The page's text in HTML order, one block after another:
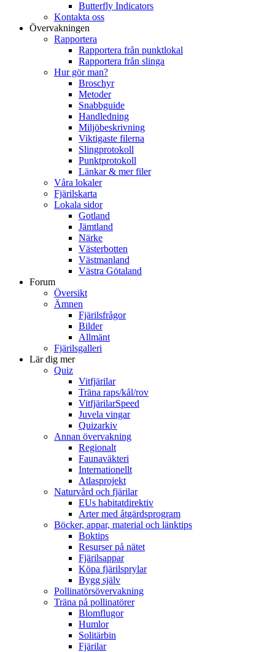
Butterfly Indicators
Kontakta oss
Övervakningen
Rapportera
Rapportera från punktlokal
Rapportera från slinga
Hur gör man?
Broschyr
Metoder
Snabbguide
Handledning
Miljöbeskrivning
Viktigaste filerna
Slingprotokoll
Punktprotokoll
Länkar & mer filer
Våra lokaler
Fjärilskarta
Lokala sidor
Gotland
Jämtland
Närke
Västerbotten
Västmanland
Västra Götaland
Forum
Översikt
Ämnen
Fjärilsfrågor
Bilder
Allmänt
Fjärilsgalleri
Lär dig mer
Quiz
Vitfjärilar
Träna raps/kål/rov
VitfjärilarSpeed
Juvela vingar
Quizarkiv
Annan övervakning
Regionalt
Faunaväkteri
Internationellt
Atlasprojekt
Naturvård och fjärilar
EUs habitatdirektiv
Arter med åtgärdsprogram
Böcker, appar, material och länktips
Boktips
Resurser på nätet
Fjärilsappar
Köpa fjärilsprylar
Bygg själv
Pollinatörsövervakning
Träna på pollinatörer
Blomflugor
Humlor
Solitärbin
Fjärilar